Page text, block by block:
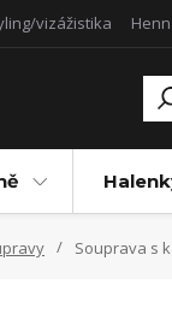
vizážistika
Souprava s